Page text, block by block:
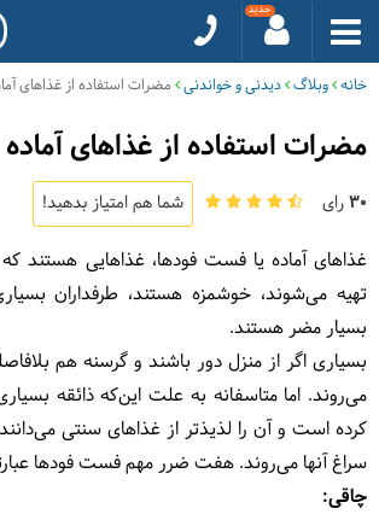
خانه وبلاگ دیدنی و خواندنی مضرات استفاده از غذاهای
مضرات استفاده از غذاهای آماده
30رای شما هم امتیاز بدهید!
غذاهای آماده یا فست فودها، غذاهایی هستند
تهیه می‌شوند، خوشمزه هستند، طرفداران
بسیار مضر هستند.
بسیاری اگر از منزل دور باشند و گرسنه هم
می‌روند. اما متاسفانه به علت این‌که ذائقه
کرده است و آن را لذیذتر از غذاهای سنتی
سراغ آنها می‌روند. هفت ضرر مهم فست فودها
چاقی: